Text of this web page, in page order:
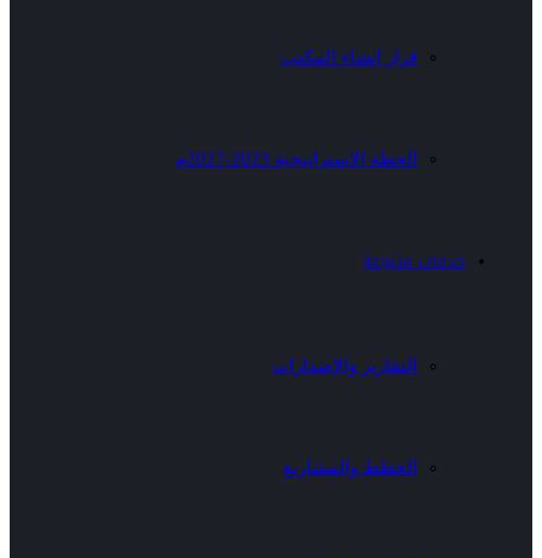
قرار إنشاء المكتب
الخطة الاستراتيجية 2023-2027م
خدمات متنوعة
التقارير والإصدارات
الخطط والمشاريع